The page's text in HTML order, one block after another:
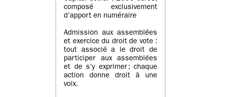
composé exclusivement
d’apport en numéraire
Admission aux assemblées
et exercice du droit de vote :
tout associé a le droit de
participer aux assemblées
et de s’y exprimer ; chaque
action donne droit à une
voix.